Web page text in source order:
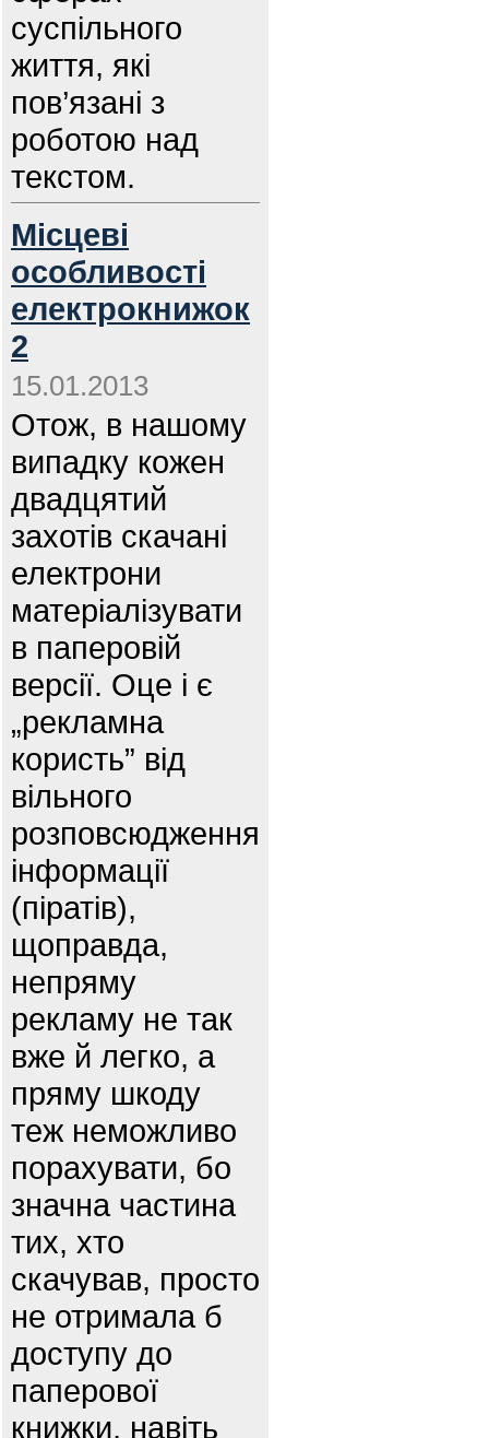
суспільного
життя, які
пов’язані з
роботою над
текстом.
Місцеві
особливості
електрокнижок
2
15.01.2013
Отож, в нашому
випадку кожен
двадцятий
захотів скачані
електрони
матеріалізувати
в паперовій
версії. Оце і є
„рекламна
користь” від
вільного
розповсюдження
інформації
(піратів),
щоправда,
непряму
рекламу не так
вже й легко, а
пряму шкоду
теж неможливо
порахувати, бо
значна частина
тих, хто
скачував, просто
не отримала б
доступу до
паперової
книжки, навіть